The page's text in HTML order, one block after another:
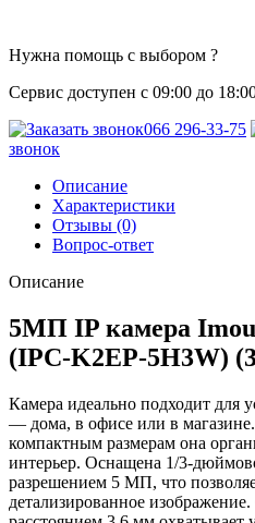
Нужна помощь с выбором ?
Сервис доступен с 09:00 до
066 296-33-75
звонок
Описание
Характеристики
Отзывы (0)
Вопрос-ответ
Описание
5МП IP камера Imou
(IPC-K2EP-5H3W)
Камера идеально подходит для
— дома, в офисе или в
компактным размерам она
интерьер. Оснащена 1/3-
разрешением 5 МП, что
детализированное